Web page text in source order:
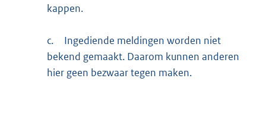
kappen.
c.
Ingediende meldingen worden niet
bekend gemaakt. Daarom kunnen anderen
hier geen bezwaar tegen maken.